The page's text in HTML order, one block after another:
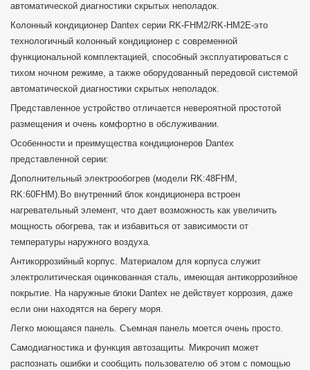
автоматической диагностики скрытых неполадок.
Колонный кондиционер Dantex серии RK-FHM2/RK-HM2E-это
технологичный колонный кондиционер с современной
функциональной комплектацией, способный эксплуатироваться с
тихом ночном режиме, а также оборудованный передовой системой
автоматической диагностики скрытых неполадок.
Представленное устройство отличается невероятной простотой
размещения и очень комфортно в обслуживании.
Особенности и преимущества кондиционеров Dantex
представленной серии:
Дополнительный электрообогрев (модели RK:48FHM,
RK:60FHM).Во внутренний блок кондиционера встроен
нагревательный элемент, что дает возможность как увеличить
мощность обогрева, так и избавиться от зависимости от
температуры наружного воздуха.
Антикоррозийный корпус. Материалом для корпуса служит
электролитическая оцинкованная сталь, имеющая антикоррозийное
покрытие. На наружные блоки Dantex не действует коррозия, даже
если они находятся на берегу моря.
Легко моющаяся панель. Съемная панель моется очень просто.
Самодиагностика и функция автозащиты. Микрочип может
распознать ошибки и сообщить пользователю об этом с помощью